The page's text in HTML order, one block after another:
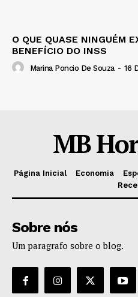
O QUE QUASE NINGUÉM
BENEFÍCIO DO INSS
Marina Poncio De Souza - 16
MB
Página Inicial Economia
Sobre nós
Um paragrafo sobre o blog.